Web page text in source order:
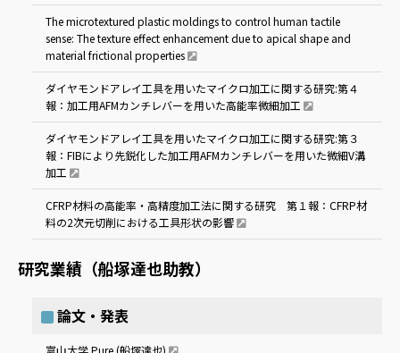
The microtextured plastic moldings to control human tactile
sense: The texture effect enhancement due to apical shape and
material frictional properties
ダイヤモンドアレイ工具を用いたマイクロ加工に関する研究:第４
報：加工用AFMカンチレバーを用いた高能率微細加工
ダイヤモンドアレイ工具を用いたマイクロ加工に関する研究:第３
報：FIBにより先鋭化した加工用AFMカンチレバーを用いた微細V溝
加工
CFRP材料の高能率・高精度加工法に関する研究 第１報：CFRP材
料の2次元切削における工具形状の影響
研究業績（船塚達也助教）
論文・発表